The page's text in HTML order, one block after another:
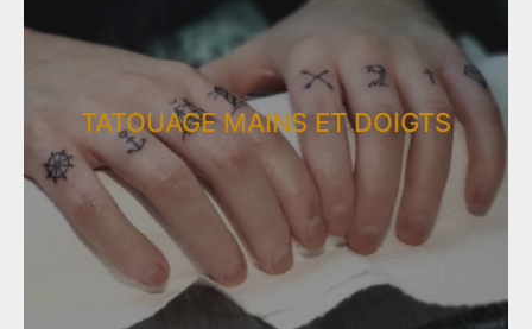
TATOUAGE MAINS ET DOIGTS